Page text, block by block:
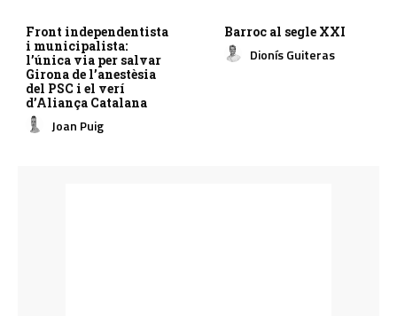
Front independentista
i municipalista:
l’única via per salvar
Girona de l’anestèsia
del PSC i el verí
d’Aliança Catalana
Joan Puig
Barroc al segle XXI
Dionís Guiteras